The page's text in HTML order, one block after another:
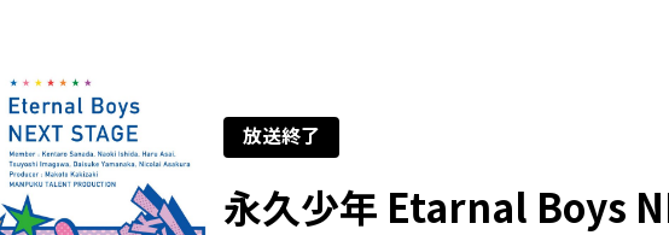
放送終了
永久少年 Etarnal Boys